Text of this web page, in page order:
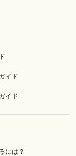
イド
イド
には？